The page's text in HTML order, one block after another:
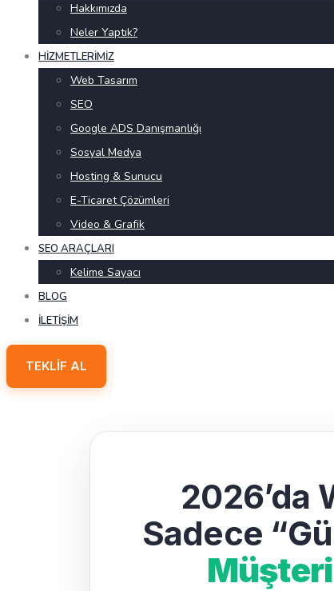
Hakkımızda
Neler Yaptık?
HIZMETLERIMIZ
Web Tasarım
SEO
Google ADS Danışmanlığı
Sosyal Medya
Hosting & Sunucu
E-Ticaret Çözümleri
Video & Grafik
SEO ARAÇLARI
Kelime Sayacı
BLOG
İLETIŞIM
TEKLIF AL
2026’da
Sadece